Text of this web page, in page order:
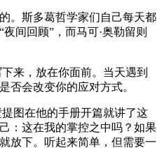
。斯多葛哲学家们自己每天都
间回顾”，而马可·奥勒留则
来，放在你面前。当天遇到
否会改变你的应对方式。
图在他的手册开篇就讲了这
：这在我的掌控之中吗？如果
放下。听起来简单，但需要一